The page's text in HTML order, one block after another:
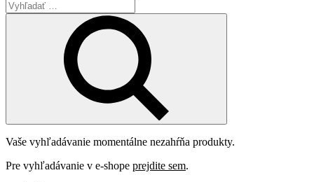
Vaše vyhľadávanie momentálne nezahŕňa produkty.
Pre vyhľadávanie v e-shope prejdite sem.